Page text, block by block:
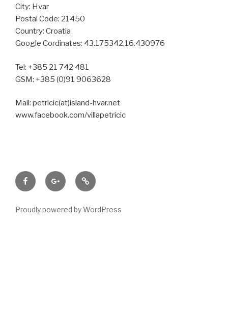
City: Hvar
Postal Code: 21450
Country: Croatia
Google Cordinates: 43.175342,16.430976
Tel: +385 21 742 481
GSM: +385 (0)91 9063628
Mail: petricic(at)island-hvar.net
www.facebook.com/villapetricic
FacebookGoogle+Tripadvisor
Proudly powered by WordPress